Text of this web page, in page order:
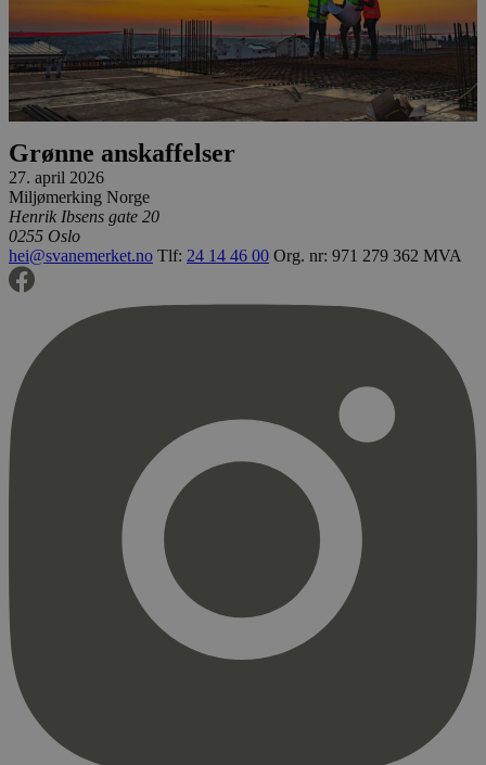
Grønne anskaffelser
27. april 2026
Miljømerking Norge
Henrik Ibsens gate 20
0255 Oslo
hei@svanemerket.no Tlf: 24 14 46 00 Org. nr: 971 279 362 MVA